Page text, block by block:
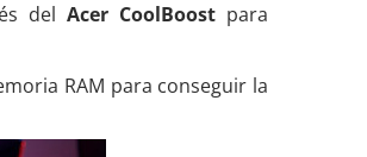
del Acer CoolBoostpara
RAM para conseguir la